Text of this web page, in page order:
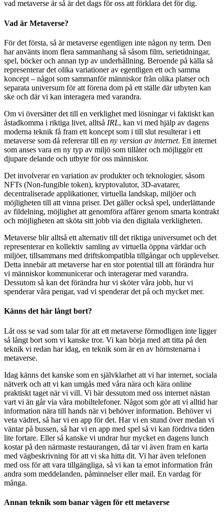
vad metaverse är så är det dags för oss att förklara det för dig.
Vad är Metaverse?
För det första, så är metaverse egentligen inte någon ny term. Den
har använts inom flera sammanhang så såsom film, serietidningar,
spel, böcker och annan typ av underhållning. Beroende på källa så
representerar det olika variationer av egentligen ett och samma
koncept – något som sammanför människor från olika platser och
separata universum för att förena dom på ett ställe där utbyten kan
ske och där vi kan interagera med varandra.
Om vi översätter det till en verklighet med lösningar vi faktiskt kan
åstadkomma i riktiga livet, alltså IRL, kan vi med hjälp av dagens
moderna teknik få fram ett koncept som i till slut resulterar i ett
metaverse som då refererar till en ny version av internet. Ett internet
som anses vara en ny typ av miljö som tillåter och möjliggör ett
djupare delande och utbyte för oss människor.
Det involverar en variation av produkter och teknologier, såsom
NFTs (Non-fungible token), kryptovalutor, 3D-avatarer,
decentraliserade applikationer, virtuella landskap, miljöer och
möjligheten till att vinna priser. Det gäller också spel, underlättande
av fildelning, möjlighet att genomföra affärer genom smarta kontrakt
och möjligheten att sköta sitt jobb via den digitala verkligheten.
Metaverse blir alltså ett alternativ till det riktiga universumet och det
representerar en kollektiv samling av virtuella öppna världar och
miljöer, tillsammans med driftskompatibla tillgångar och upplevelser.
Detta innebär att metaverse har en stor potential till att förändra hur
vi människor kommunicerar och interagerar med varandra.
Dessutom så kan det förändra hur vi sköter våra jobb, hur vi
spenderar våra pengar, vad vi spenderar det på och mycket mer.
Känns det här långt bort?
Låt oss se vad som talar för att ett metaverse förmodligen inte ligger
så långt bort som vi kanske tror. Vi kan börja med att titta på den
teknik vi redan har idag, en teknik som är en av hörnstenarna i
metaverse.
Idag känns det kanske som en självklarhet att vi har internet, sociala
nätverk och att vi kan umgås med våra nära och kära online
praktiskt taget när vi vill. Vi bär dessutom med oss internet nästan
vart vi än går via våra mobiltelefoner. Något som gör att vi alltid har
information nära till hands när vi behöver information. Behöver vi
veta vädret, så har vi en app för det. Har vi en stund över medan vi
väntar på bussen, så har vi en app med spel så vi kan fördriva tiden
lite fortare. Eller så kanske vi undrar hur mycket en dagens lunch
kostar på den närmaste restaurangen, då tar vi även fram en karta
med vägbeskrivning för att vi ska hitta dit. Vi har även telefonen
med oss för att vara tillgängliga, så vi kan ta emot information från
andra som meddelanden, påminnelser eller mail. En vardag för
många.
Annan teknik som banar vägen för ett metaverse